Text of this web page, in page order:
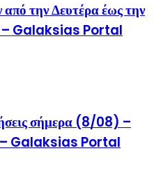
την Δευτέρα έως την
– Galaksias Portal
σήμερα (8/08) –
– Galaksias Portal